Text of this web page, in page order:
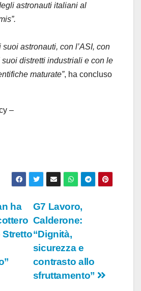
astronauti italiani al
i suoi astronauti, con l’ASI, con
distretti industriali e con le
maturate”, ha concluso
–
G7 Lavoro,
Calderone:
“Dignità,
sicurezza e
contrasto allo
sfruttamento”
ha